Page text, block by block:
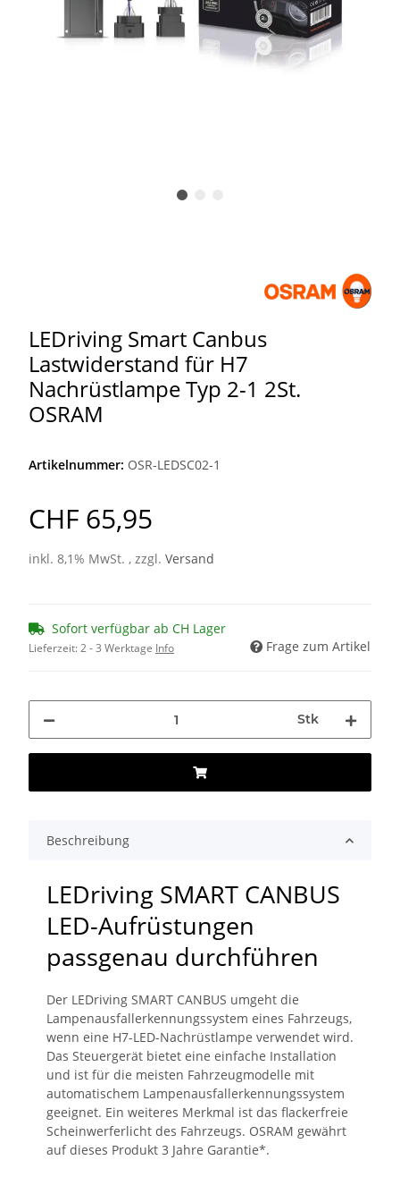
LEDriving Smart Canbus
Lastwiderstand für H7
Nachrüstlampe Typ 2-1 2St.
OSRAM
Artikelnummer: OSR-LEDSC02-1
CHF 65,95
inkl. 8,1% MwSt. , zzgl. Versand
Sofort verfügbar ab CH Lager
Lieferzeit:2 - 3 Werktage Info Frage zum Artikel
Stk
Beschreibung
LEDriving SMART CANBUS
LED-Aufrüstungen
passgenau durchführen
Der LEDriving SMART CANBUS umgeht die
Lampenausfallerkennungssystem eines Fahrzeugs,
wenn eine H7-LED-Nachrüstlampe verwendet wird.
Das Steuergerät bietet eine einfache Installation
und ist für die meisten Fahrzeugmodelle mit
automatischem Lampenausfallerkennungssystem
geeignet. Ein weiteres Merkmal ist das flackerfreie
Scheinwerferlicht des Fahrzeugs. OSRAM gewährt
auf dieses Produkt 3 Jahre Garantie*.